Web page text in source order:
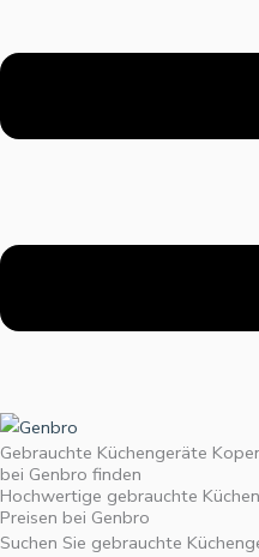
Gebrauchte Küchengeräte
bei Genbro finden
Hochwertige gebrauchte
Preisen bei Genbro
Suchen Sie gebrauchte